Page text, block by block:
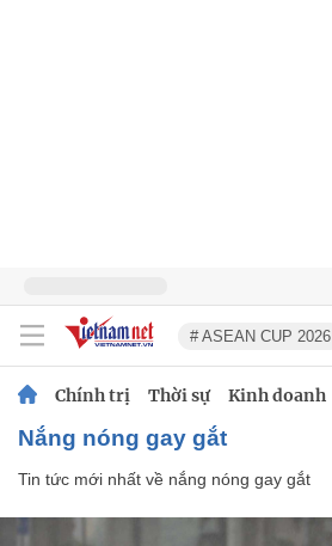
# ASEAN CUP 2026
Chính trị Thời sự Kinh doanh
nắng nóng gay gắt
Tin tức mới nhất về nắng nóng gay gắt